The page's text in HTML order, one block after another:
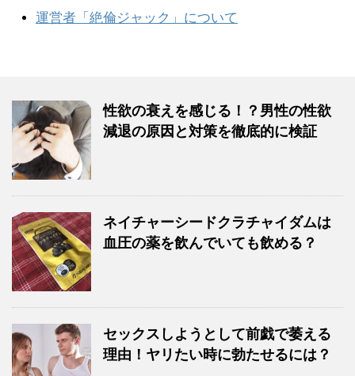
運営者「絶倫ジャック」について
性欲の衰えを感じる！？男性の性欲
減退の原因と対策を徹底的に検証
ネイチャーシードクラチャイダムは
血圧の薬を飲んでいても飲める？
セックスしようとして前戯で萎える
理由！ヤリたい時に勃たせるには？